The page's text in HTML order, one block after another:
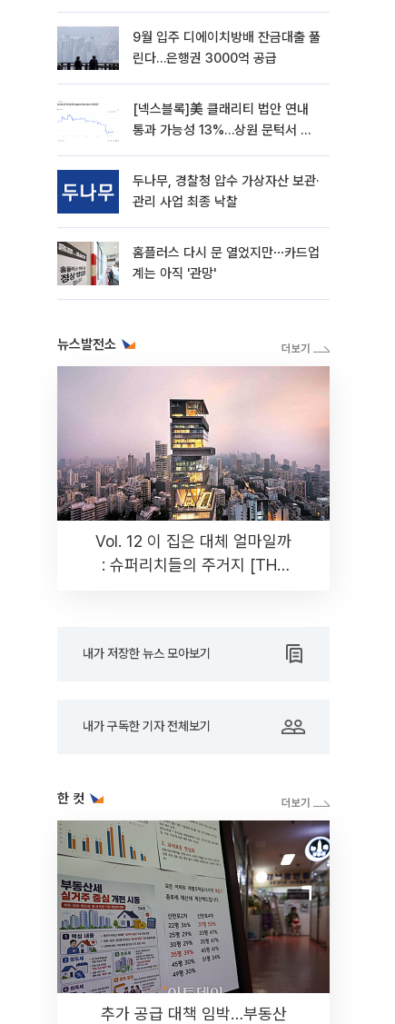
9월 입주 디에이치방배 잔금대출 풀
린다…은행권 3000억 공급
[넥스블록]美 클래리티 법안 연내
통과 가능성 13%…상원 문턱서 제
두나무, 경찰청 압수 가상자산 보관·
관리 사업 최종 낙찰
홈플러스 다시 문 열었지만⋯카드업
계는 아직 '관망'
뉴스발전소
Vol. 12 이 집은 대체 얼마일까
: 슈퍼리치들의 주거지 [THE
내가 저장한 뉴스 모아보기
내가 구독한 기자 전체보기
한 컷
추가 공급 대책 임박…부동산